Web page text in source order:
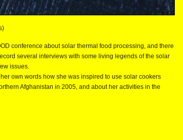
conference about solar thermal food processing, and there
several interviews with some living legends of the solar
issues.
own words how she was inspired to use solar cookers
Afghanistan in 2005, and about her activities in the